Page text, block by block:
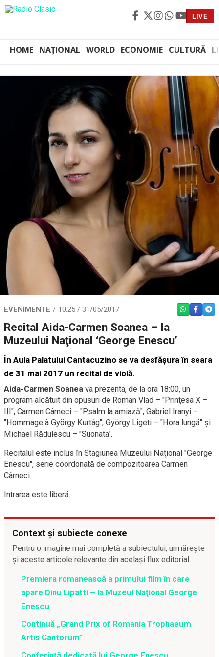
LIVE
HOME NAȚIONAL WORLD ECONOMIE CULTURĂ
EVENIMENTE 10:25 / 31/05/2017 WHATSAPP
Recital Aida-Carmen Soanea – la
Muzeului Naţional ‘George Enescu’
În Aula Palatului Cantacuzino se va desfăşura în seara
de 31 mai 2017 un recital de violă.
Aida-Carmen Soanea va prezenta, de la ora 18:00, un
program alcătuit din opusuri de Roman Vlad – "Prinţesa X –
III", Carmen Cârneci – "Psalm la amiază", Gabriel Iranyi –
"Hommage à György Kurtág", György Ligeti – "Hora lungă" şi
Michael Rădulescu – "Suonata".
Recitalul este inclus în Stagiunea Muzeului Naţional "George
Enescu", serie coordonată de compozitoarea Carmen
Cârneci.
Intrarea este liberă.
Context și subiecte conexe
Pentru o imagine mai completă a subiectului, urmărește
și aceste articole relevante din același flux editorial.
Premiera romanească a primului film în care
apare Dinu Lipatti – la Muzeul Naţional George
Enescu
Continuă „Grand Prix of Romania Trophaeum
Artis Cantorum”
Conferinţă dedicată lui George Enescu